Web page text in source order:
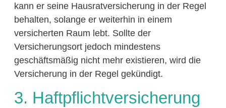
kann er seine Hausratversicherung in der Regel
behalten, solange er weiterhin in einem
versicherten Raum lebt. Sollte der
Versicherungsort jedoch mindestens
geschäftsmäßig nicht mehr existieren, wird die
Versicherung in der Regel gekündigt.
3. Haftpflichtversicherung